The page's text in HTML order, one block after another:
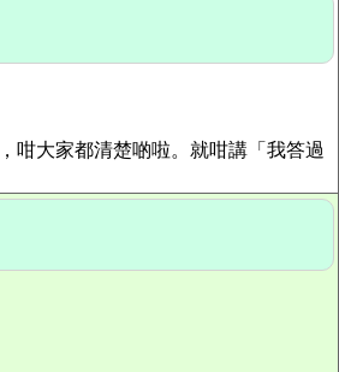
咁大家都清楚啲啦。就咁講「我答過